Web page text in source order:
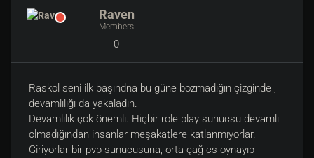
Raven
Members
0
Raskol seni ilk başındna bu güne bozmadığın çizginde ,
devamlılığı da yakaladın.
Devamlılık çok önemli. Hiçbir role play sunucsu devamlı
olmadığından insanlar meşakatlere katlanmıyorlar.
Giriyorlar bir pvp sunucusuna, orta çağ cs oynayıp